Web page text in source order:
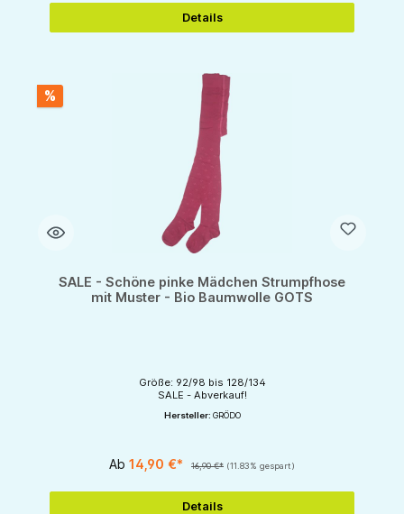
Details
%
SALE - Schöne pinke Mädchen Strumpfhose
mit Muster - Bio Baumwolle GOTS
Größe: 92/98 bis 128/134
SALE - Abverkauf!
Hersteller: GRÖDO
Ab 14,90 €* 16,90 €* (11.83% gespart)
Details